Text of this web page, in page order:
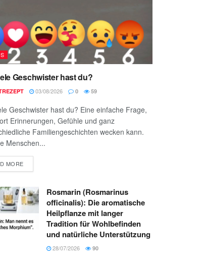
Geschwister hast du?
03/08/2026 0 59
Geschwister hast du? Eine einfache Frage,
Erinnerungen, Gefühle und ganz
Familiengeschichten wecken kann.
Menschen...
MORE
Rosmarin (Rosmarinus
officinalis): Die aromatische
Heilpflanze mit langer
Tradition für Wohlbefinden
und natürliche Unterstützung
28/07/2026 90